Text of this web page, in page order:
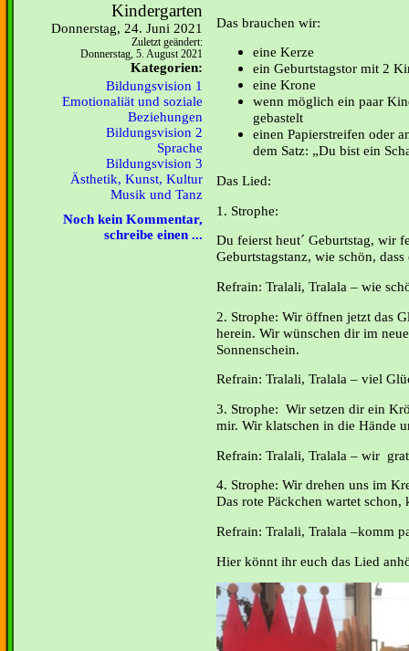
Kindergarten
Donnerstag, 24. Juni 2021
Zuletzt geändert:
Donnerstag, 5. August 2021
Kategorien:
Bildungsvision 1
Emotionaliät und soziale
Beziehungen
Bildungsvision 2
Sprache
Bildungsvision 3
Ästhetik, Kunst, Kultur
Musik und Tanz
Noch kein Kommentar,
schreibe einen ...
Das brauchen wir:
eine Kerze
ein Geburtstagstor mit 2
eine Krone
wenn möglich ein paar
gebastelt
einen Papierstreifen oder
dem Satz: „Du bist ein
Das Lied:
1. Strophe:
Du feierst heut´ Geburtstag, wir
Geburtstagstanz, wie schön,
Refrain: Tralali, Tralala – wie
2. Strophe: Wir öffnen jetzt das
herein. Wir wünschen dir im
Sonnenschein.
Refrain: Tralali, Tralala – viel
3. Strophe: Wir setzen dir ein
mir. Wir klatschen in die Hände
Refrain: Tralali, Tralala – wir
4. Strophe: Wir drehen uns im
Das rote Päckchen wartet
Refrain: Tralali, Tralala –komm
Hier könnt ihr euch das Lied